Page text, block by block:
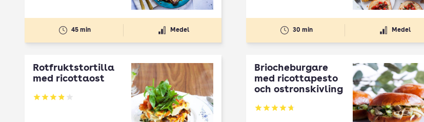
45 min Medel 30 min Medel
Rotfruktstortilla
med ricottaost
Betyg: 3.9 av 5
Briocheburgare
med ricottapesto
och ostronskivling
Betyg: 4.75 av 5